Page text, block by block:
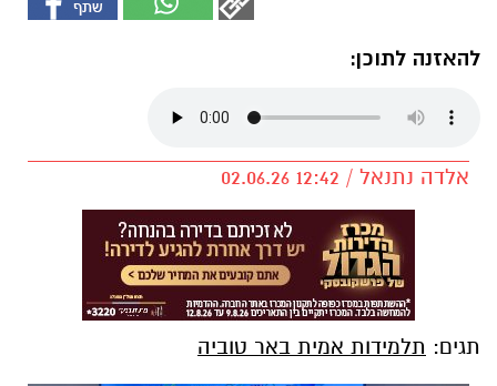
להאזנה לתוכן:
אלדה נתנאל / 12:42 02.06.26
תגים: תלמידות אמית באר טוביה